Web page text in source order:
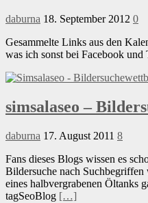
daburna 18. September 2012 0
Gesammelte Links aus den
was ich sonst bei Facebook
simsalaseo –
daburna 17. August 2011 8
Fans dieses Blogs wissen es
Bildersuche nach
eines halbvergrabenen Öltanks
tagSeoBlog […]